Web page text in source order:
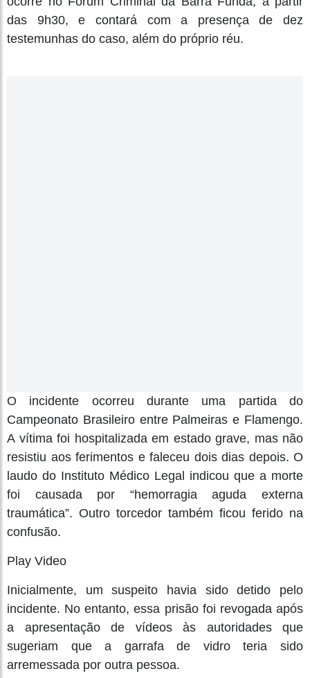
das 9h30, e contará com a presença de dez
testemunhas do caso, além do próprio réu.
O incidente ocorreu durante uma partida do
Campeonato Brasileiro entre Palmeiras e Flamengo.
A vítima foi hospitalizada em estado grave, mas não
resistiu aos ferimentos e faleceu dois dias depois. O
laudo do Instituto Médico Legal indicou que a morte
foi causada por “hemorragia aguda externa
traumática”. Outro torcedor também ficou ferido na
confusão.
Play Video
Inicialmente, um suspeito havia sido detido pelo
incidente. No entanto, essa prisão foi revogada após
a apresentação de vídeos às autoridades que
sugeriam que a garrafa de vidro teria sido
arremessada por outra pessoa.